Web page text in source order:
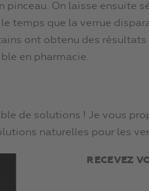
pinceau. On laisse ensuite
temps que la verrue
ont obtenu des
en pharmacie.
de solutions ! Je vous
naturelles pour les
RECEVEZ